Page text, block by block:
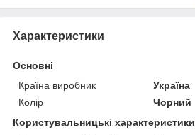
Характеристики
Основні
Країна виробник
Україна
Колір
Чорний
Користувальницькі характеристики